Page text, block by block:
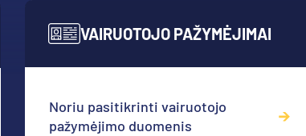
VAIRUOTOJO PAŽYMĖJIMAI
Noriu pasitikrinti vairuotojo
pažymėjimo duomenis